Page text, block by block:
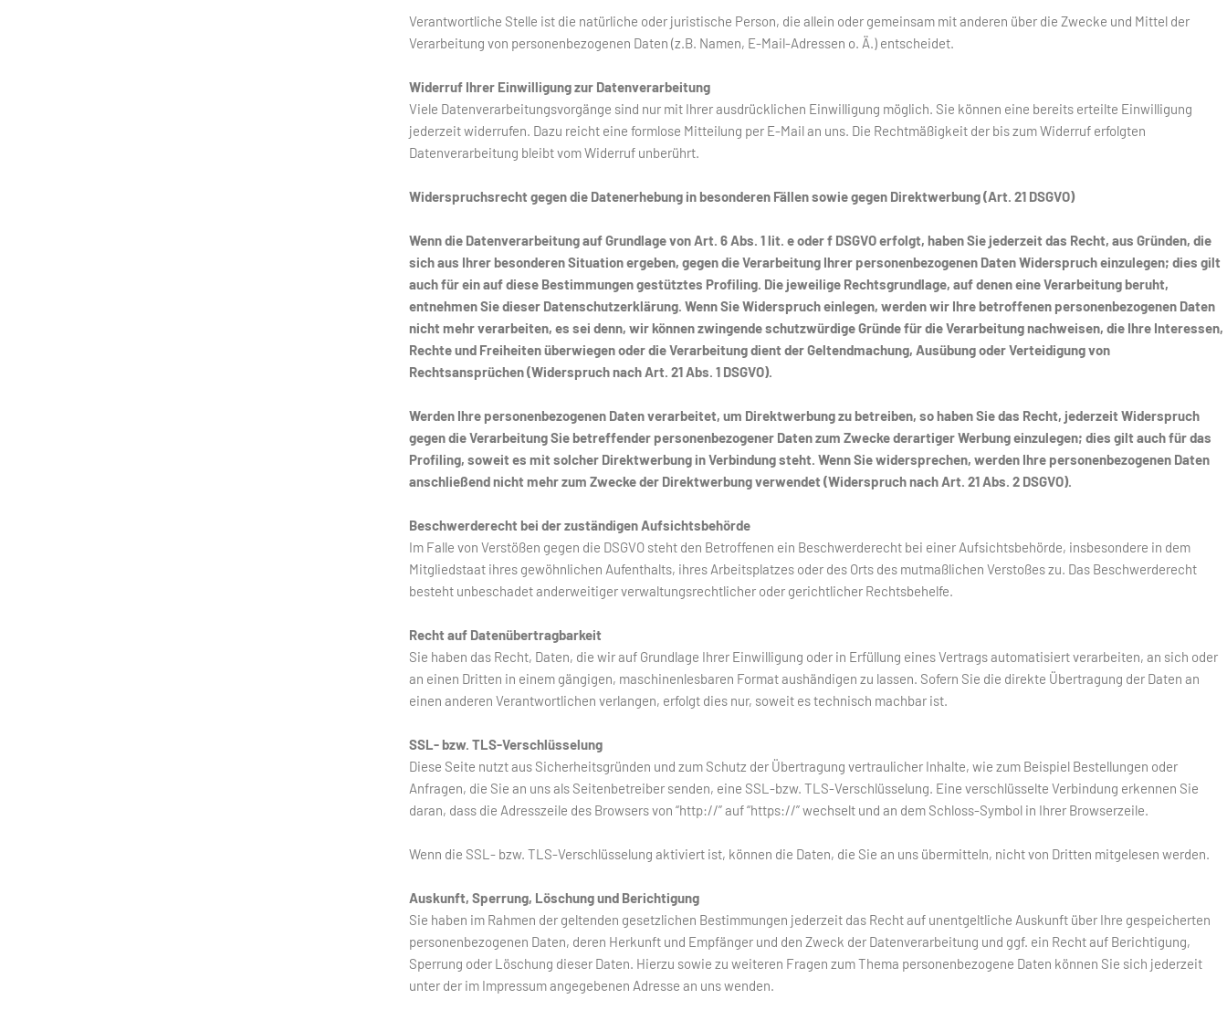
Verantwortliche Stelle ist die natürliche oder juristische Person, die allein oder gemeinsam mit anderen über die Zwecke und Mittel der
Verarbeitung von personenbezogenen Daten (z.B. Namen, E-Mail-Adressen o. Ä.) entscheidet.
Widerruf Ihrer Einwilligung zur Datenverarbeitung
Viele Datenverarbeitungsvorgänge sind nur mit Ihrer ausdrücklichen Einwilligung möglich. Sie können eine bereits erteilte Einwilligung
jederzeit widerrufen. Dazu reicht eine formlose Mitteilung per E-Mail an uns. Die Rechtmäßigkeit der bis zum Widerruf erfolgten
Datenverarbeitung bleibt vom Widerruf unberührt.
Widerspruchsrecht gegen die Datenerhebung in besonderen Fällen sowie gegen Direktwerbung (Art. 21 DSGVO)
Wenn die Datenverarbeitung auf Grundlage von Art. 6 Abs. 1 lit. e oder f DSGVO erfolgt, haben Sie jederzeit das Recht, aus Gründen, die
sich aus Ihrer besonderen Situation ergeben, gegen die Verarbeitung Ihrer personenbezogenen Daten Widerspruch einzulegen; dies gilt
auch für ein auf diese Bestimmungen gestütztes Profiling. Die jeweilige Rechtsgrundlage, auf denen eine Verarbeitung beruht,
entnehmen Sie dieser Datenschutzerklärung. Wenn Sie Widerspruch einlegen, werden wir Ihre betroffenen personenbezogenen Daten
nicht mehr verarbeiten, es sei denn, wir können zwingende schutzwürdige Gründe für die Verarbeitung nachweisen, die Ihre Interessen,
Rechte und Freiheiten überwiegen oder die Verarbeitung dient der Geltendmachung, Ausübung oder Verteidigung von
Rechtsansprüchen (Widerspruch nach Art. 21 Abs. 1 DSGVO).
Werden Ihre personenbezogenen Daten verarbeitet, um Direktwerbung zu betreiben, so haben Sie das Recht, jederzeit Widerspruch
gegen die Verarbeitung Sie betreffender personenbezogener Daten zum Zwecke derartiger Werbung einzulegen; dies gilt auch für das
Profiling, soweit es mit solcher Direktwerbung in Verbindung steht. Wenn Sie widersprechen, werden Ihre personenbezogenen Daten
anschließend nicht mehr zum Zwecke der Direktwerbung verwendet (Widerspruch nach Art. 21 Abs. 2 DSGVO).
Beschwerderecht bei der zuständigen Aufsichtsbehörde
Im Falle von Verstößen gegen die DSGVO steht den Betroffenen ein Beschwerderecht bei einer Aufsichtsbehörde, insbesondere in dem
Mitgliedstaat ihres gewöhnlichen Aufenthalts, ihres Arbeitsplatzes oder des Orts des mutmaßlichen Verstoßes zu. Das Beschwerderecht
besteht unbeschadet anderweitiger verwaltungsrechtlicher oder gerichtlicher Rechtsbehelfe.
Recht auf Datenübertragbarkeit
Sie haben das Recht, Daten, die wir auf Grundlage Ihrer Einwilligung oder in Erfüllung eines Vertrags automatisiert verarbeiten, an sich oder
an einen Dritten in einem gängigen, maschinenlesbaren Format aushändigen zu lassen. Sofern Sie die direkte Übertragung der Daten an
einen anderen Verantwortlichen verlangen, erfolgt dies nur, soweit es technisch machbar ist.
SSL- bzw. TLS-Verschlüsselung
Diese Seite nutzt aus Sicherheitsgründen und zum Schutz der Übertragung vertraulicher Inhalte, wie zum Beispiel Bestellungen oder
Anfragen, die Sie an uns als Seitenbetreiber senden, eine SSL-bzw. TLS-Verschlüsselung. Eine verschlüsselte Verbindung erkennen Sie
daran, dass die Adresszeile des Browsers von “http://” auf “https://” wechselt und an dem Schloss-Symbol in Ihrer Browserzeile.
Wenn die SSL- bzw. TLS-Verschlüsselung aktiviert ist, können die Daten, die Sie an uns übermitteln, nicht von Dritten mitgelesen werden.
Auskunft, Sperrung, Löschung und Berichtigung
Sie haben im Rahmen der geltenden gesetzlichen Bestimmungen jederzeit das Recht auf unentgeltliche Auskunft über Ihre gespeicherten
personenbezogenen Daten, deren Herkunft und Empfänger und den Zweck der Datenverarbeitung und ggf. ein Recht auf Berichtigung,
Sperrung oder Löschung dieser Daten. Hierzu sowie zu weiteren Fragen zum Thema personenbezogene Daten können Sie sich jederzeit
unter der im Impressum angegebenen Adresse an uns wenden.